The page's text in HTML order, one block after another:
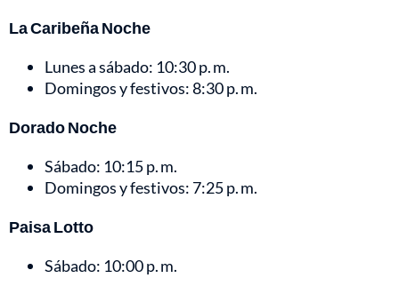
La Caribeña Noche
Lunes a sábado: 10:30 p. m.
Domingos y festivos: 8:30 p. m.
Dorado Noche
Sábado: 10:15 p. m.
Domingos y festivos: 7:25 p. m.
Paisa Lotto
Sábado: 10:00 p. m.